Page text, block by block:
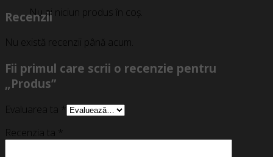
Nu ai niciun produs în coș.
Recenzii
Nu există recenzii până acum.
Fii primul care scrii o recenzie pentru
„Produs”
Evaluarea ta *
Recenzia ta *